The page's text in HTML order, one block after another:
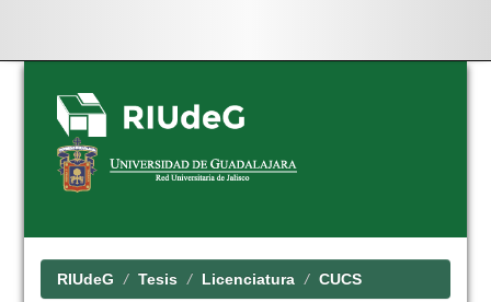
Skip
navigation
RIUdeG Tesis Licenciatura CUCS